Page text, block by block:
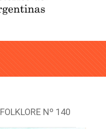
FOLKLORE Nº 140